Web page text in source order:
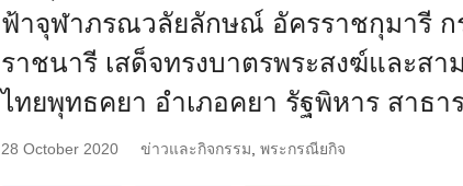
ฟ้าจุฬาภรณวลัยลักษณ์ อัครราชกุมารี
ราชนารี เสด็จทรงบาตรพระสงฆ์และส
ไทยพุทธคยา อำเภอคยา รัฐพิหาร สาธา
28 October 2020 ข่าวและกิจกรรม พระกรณียกิจ